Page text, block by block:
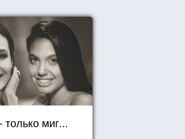
миг...